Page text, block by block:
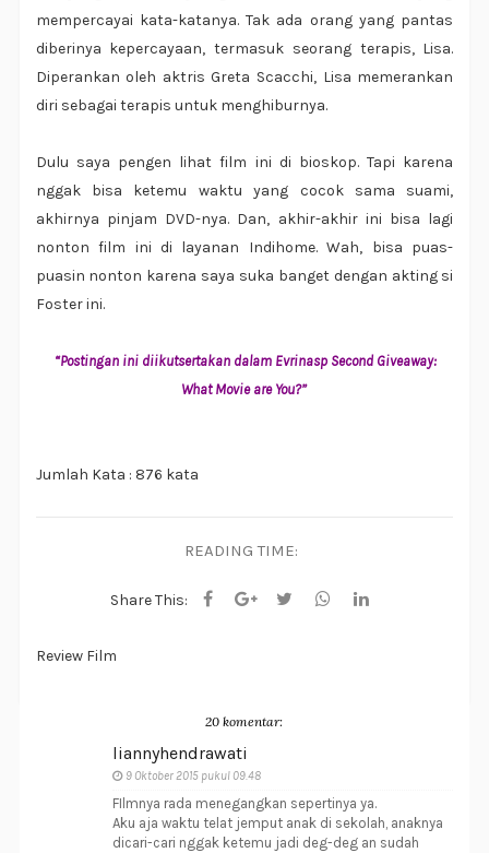
mempercayai kata-katanya. Tak ada orang yang pantas
diberinya kepercayaan, termasuk seorang terapis, Lisa.
Diperankan oleh aktris Greta Scacchi, Lisa memerankan
diri sebagai terapis untuk menghiburnya.
Dulu saya pengen lihat film ini di bioskop. Tapi karena
nggak bisa ketemu waktu yang cocok sama suami,
akhirnya pinjam DVD-nya. Dan, akhir-akhir ini bisa lagi
nonton film ini di layanan Indihome. Wah, bisa puas-
puasin nonton karena saya suka banget dengan akting si
Foster ini.
“Postingan ini diikutsertakan dalam Evrinasp Second Giveaway:
What Movie are You?”
Jumlah Kata : 876 kata
READING TIME:
Share This:
Review Film
20 komentar:
liannyhendrawati
9 Oktober 2015 pukul 09.48
FIlmnya rada menegangkan sepertinya ya.
Aku aja waktu telat jemput anak di sekolah, anaknya
dicari-cari nggak ketemu jadi deg-deg an sudah